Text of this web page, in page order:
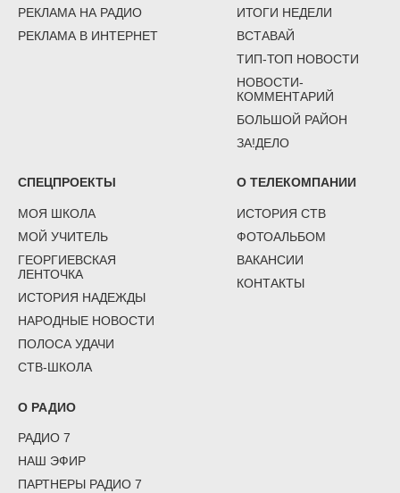
РЕКЛАМА НА РАДИО
РЕКЛАМА В ИНТЕРНЕТ
ИТОГИ НЕДЕЛИ
ВСТАВАЙ
ТИП-ТОП НОВОСТИ
НОВОСТИ-
КОММЕНТАРИЙ
БОЛЬШОЙ РАЙОН
ЗА!ДЕЛО
СПЕЦПРОЕКТЫ
МОЯ ШКОЛА
МОЙ УЧИТЕЛЬ
ГЕОРГИЕВСКАЯ
ЛЕНТОЧКА
ИСТОРИЯ НАДЕЖДЫ
НАРОДНЫЕ НОВОСТИ
ПОЛОСА УДАЧИ
СТВ-ШКОЛА
О ТЕЛЕКОМПАНИИ
ИСТОРИЯ СТВ
ФОТОАЛЬБОМ
ВАКАНСИИ
КОНТАКТЫ
О РАДИО
РАДИО 7
НАШ ЭФИР
ПАРТНЕРЫ РАДИО 7